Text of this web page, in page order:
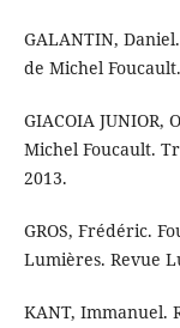
GALANTIN,
de Michel
GIACOIA JUNIOR,
Michel Foucault.
2013.
GROS, Frédéric.
Lumières. Revue
KANT, Immanuel.